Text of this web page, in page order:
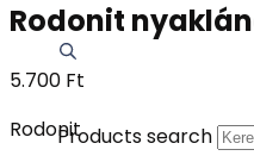
Products search
Rodonit
5.700 Ft
Rodonit